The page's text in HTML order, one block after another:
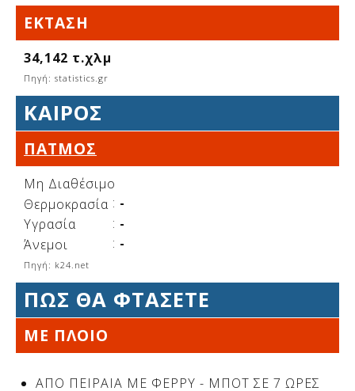
Δείτε μας:
Δείτε μας:
Δείτε μας:
Δείτε μας:
Δείτε μας:
Δείτε μας:
Δείτε μας:
Δείτε μας:
Δείτε μας:
Δείτε μας:
ΈΚΤΑΣΗ
34,142 τ.χλμ
Πηγή: statistics.gr
ΚΑΙΡΌΣ
ΠΆΤΜΟΣ
Μη Διαθέσιμο
Θερμοκρασία : -
Υγρασία
: -
Άνεμοι
: -
Πηγή: k24.net
ΠΩΣ ΘΑ ΦΤΑΣΕΤΕ
ΜΕ ΠΛΟΙΟ
ΑΠΟ ΠΕΙΡΑΙΑ ΜΕ ΦΕΡΡΥ - ΜΠΟΤ ΣΕ 7 ΩΡΕΣ